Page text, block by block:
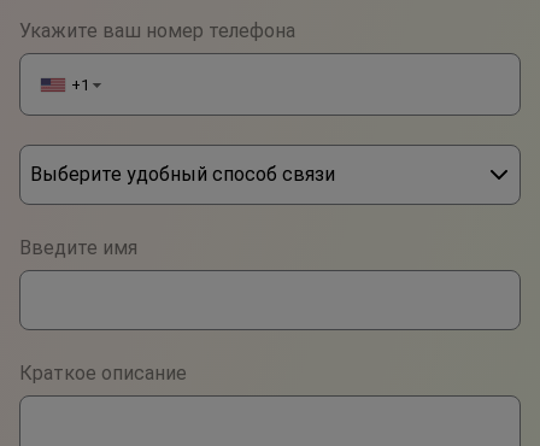
Укажите ваш номер телефона
+1 ▼
Выберите удобный способ связи
WhatsApp
Viber
Telegram
Введите имя
Краткое описание